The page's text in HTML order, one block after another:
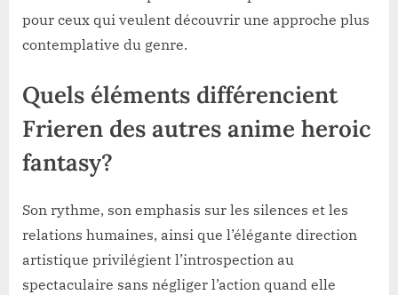
pour ceux qui veulent découvrir une approche plus
contemplative du genre.
Quels éléments différencient
Frieren des autres anime heroic
fantasy?
Son rythme, son emphasis sur les silences et les
relations humaines, ainsi que l’élégante direction
artistique privilégient l’introspection au
spectaculaire sans négliger l’action quand elle